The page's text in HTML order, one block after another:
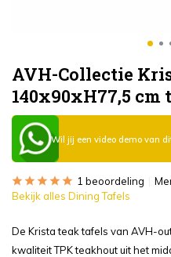
AVH-Collectie
140x90xH77,5 cm
Wil jij een video demo van
1 beoordeling
Bekijk alles Dining Tafels
De Krista teak tafels van AVH-
kwaliteit TPK teakhout uit het